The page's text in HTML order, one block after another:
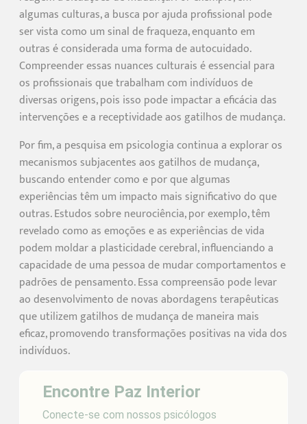
algumas culturas, a busca por ajuda profissional pode
ser vista como um sinal de fraqueza, enquanto em
outras é considerada uma forma de autocuidado.
Compreender essas nuances culturais é essencial para
os profissionais que trabalham com indivíduos de
diversas origens, pois isso pode impactar a eficácia das
intervenções e a receptividade aos gatilhos de mudança.
Por fim, a pesquisa em psicologia continua a explorar os
mecanismos subjacentes aos gatilhos de mudança,
buscando entender como e por que algumas
experiências têm um impacto mais significativo do que
outras. Estudos sobre neurociência, por exemplo, têm
revelado como as emoções e as experiências de vida
podem moldar a plasticidade cerebral, influenciando a
capacidade de uma pessoa de mudar comportamentos e
padrões de pensamento. Essa compreensão pode levar
ao desenvolvimento de novas abordagens terapêuticas
que utilizem gatilhos de mudança de maneira mais
eficaz, promovendo transformações positivas na vida dos
indivíduos.
Encontre Paz Interior
Conecte-se com nossos psicólogos